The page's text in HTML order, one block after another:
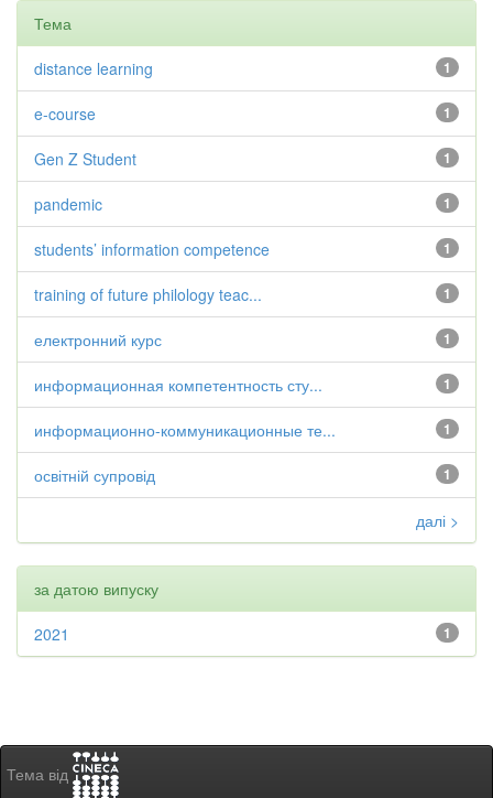
Тема
1
distance learning
1
e-course
1
Gen Z Student
1
pandemic
1
students’ information competence
1
training of future philology teac...
1
електронний курс
1
информационная компетентность сту...
1
информационно-коммуникационные те...
1
освітній супровід
далі >
за датою випуску
1
2021
Тема від